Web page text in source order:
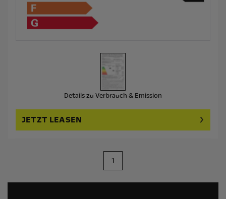
Details zu Verbrauch & Emission
JETZT LEASEN
1